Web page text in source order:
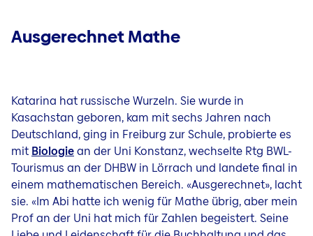
Ausgerechnet Mathe
Katarina hat russische Wurzeln. Sie wurde in
Kasachstan geboren, kam mit sechs Jahren nach
Deutschland, ging in Freiburg zur Schule, probierte es
mit Biologiean der Uni Konstanz, wechselte Rtg BWL-
Tourismus an der DHBW in Lörrach und landete final in
einem mathematischen Bereich. «Ausgerechnet», lacht
sie. «Im Abi hatte ich wenig für Mathe übrig, aber mein
Prof an der Uni hat mich für Zahlen begeistert. Seine